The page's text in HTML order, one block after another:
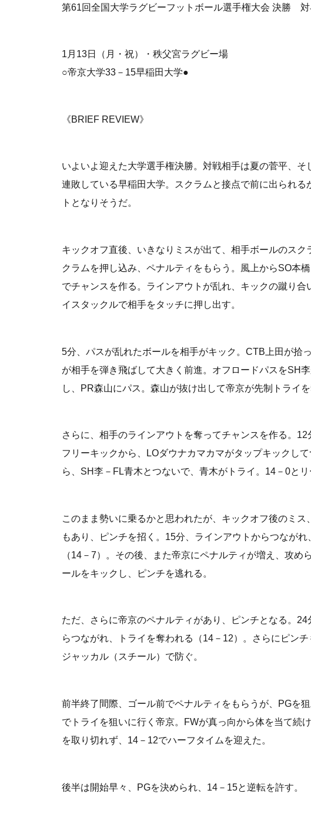
第61回全国大学ラグビーフットボール選手権大会 決勝
1月13日（月・祝）・秩父宮ラグビー場
○帝京大学33－15早稲田大学●
《BRIEF REVIEW》
いよいよ迎えた大学選手権決勝。対戦相手は夏の菅平、そ
連敗している早稲田大学。スクラムと接点で前に出られる
トとなりそうだ。
キックオフ直後、いきなりミスが出て、相手ボールのスク
クラムを押し込み、ペナルティをもらう。風上からSO本
でチャンスを作る。ラインアウトが乱れ、キックの蹴り合
イスタックルで相手をタッチに押し出す。
5分、パスが乱れたボールを相手がキック。CTB上田が拾
が相手を弾き飛ばして大きく前進。オフロードパスをSH
し、PR森山にパス。森山が抜け出して帝京が先制トライを
さらに、相手のラインアウトを奪ってチャンスを作る。12
フリーキックから、LOダウナカマカマがタップキックし
ら、SH李－FL青木とつないで、青木がトライ。14－0とリ
このまま勢いに乗るかと思われたが、キックオフ後のミス
もあり、ピンチを招く。15分、ラインアウトからつながれ
（14－7）。その後、また帝京にペナルティが増え、攻め
ールをキックし、ピンチを逃れる。
ただ、さらに帝京のペナルティがあり、ピンチとなる。
らつながれ、トライを奪われる（14－12）。さらにピン
ジャッカル（スチール）で防ぐ。
前半終了間際、ゴール前でペナルティをもらうが、PGを
でトライを狙いに行く帝京。FWが真っ向から体を当て続
を取り切れず、14－12でハーフタイムを迎えた。
後半は開始早々、PGを決められ、14－15と逆転を許す。